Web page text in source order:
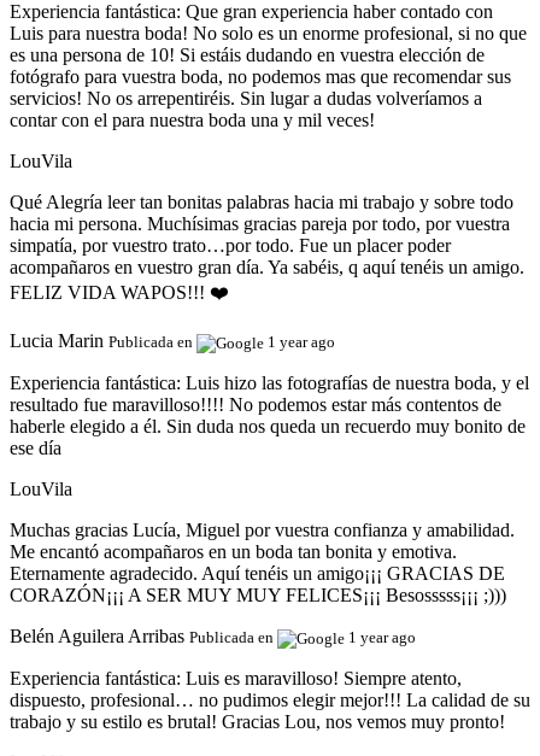
Experiencia fantástica: Que gran experiencia haber contado con
Luis para nuestra boda! No solo es un enorme profesional, si no que
es una persona de 10! Si estáis dudando en vuestra elección de
fotógrafo para vuestra boda, no podemos mas que recomendar sus
servicios! No os arrepentiréis. Sin lugar a dudas volveríamos a
contar con el para nuestra boda una y mil veces!
LouVila
Qué Alegría leer tan bonitas palabras hacia mi trabajo y sobre todo
hacia mi persona. Muchísimas gracias pareja por todo, por vuestra
simpatía, por vuestro trato…por todo. Fue un placer poder
acompañaros en vuestro gran día. Ya sabéis, q aquí tenéis un amigo.
FELIZ VIDA WAPOS!!! ❤️
Lucia Marin Publicada en 1 year ago
Experiencia fantástica: Luis hizo las fotografías de nuestra boda, y el
resultado fue maravilloso!!!! No podemos estar más contentos de
haberle elegido a él. Sin duda nos queda un recuerdo muy bonito de
ese día
LouVila
Muchas gracias Lucía, Miguel por vuestra confianza y amabilidad.
Me encantó acompañaros en un boda tan bonita y emotiva.
Eternamente agradecido. Aquí tenéis un amigo¡¡¡ GRACIAS DE
CORAZÓN¡¡¡ A SER MUY MUY FELICES¡¡¡ Besosssss¡¡¡ ;)))
Belén Aguilera Arribas Publicada en 1 year ago
Experiencia fantástica: Luis es maravilloso! Siempre atento,
dispuesto, profesional… no pudimos elegir mejor!!! La calidad de su
trabajo y su estilo es brutal! Gracias Lou, nos vemos muy pronto!